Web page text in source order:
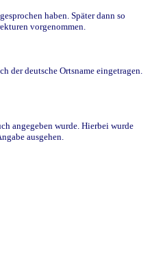
haben. Später dann so
vorgenommen.
der deutsche Ortsname eingetragen.
angegeben wurde. Hierbei wurde
ausgehen.